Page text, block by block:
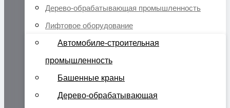
Дерево-обрабатывающая промышленность
Лифтовое оборудование
Автомобиле-строительная
промышленность
Башенные краны
Дерево-обрабатывающая